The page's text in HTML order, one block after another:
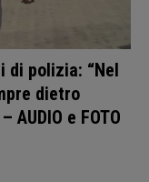
di polizia: “Nel
dietro
AUDIO e FOTO